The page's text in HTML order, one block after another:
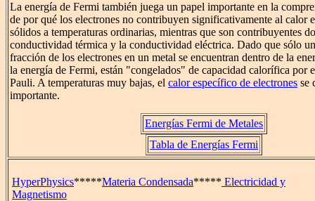
La energía de Fermi también juega un papel importante en la
de por qué los electrones no contribuyen significativamente al calor
sólidos a temperaturas ordinarias, mientras que son contribuyentes
conductividad térmica y la conductividad eléctrica. Dado que sólo
fracción de los electrones en un metal se encuentran dentro de la
la energía de Fermi, están "congelados" de capacidad calorífica por
Pauli. A temperaturas muy bajas, el calor específico de electrones se
importante.
Energías Fermi de Metales
Tabla de Energías Fermi
HyperPhysics*****Materia Condensada***** Electricidad y
Magnetismo